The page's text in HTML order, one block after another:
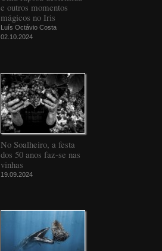
e outros momentos
mágicos no Iris
Luís Octávio Costa
02.10.2024
No Soalheiro, a festa
dos 50 anos faz-se nas
vinhas
19.09.2024